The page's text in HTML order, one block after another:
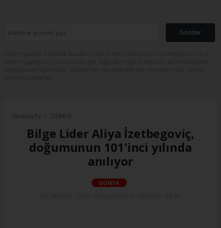
Gönder
Anasayfa DÜNYA
Bilge Lider Aliya İzetbegoviç,
doğumunun 101'inci yılında
anılıyor
DÜNYA